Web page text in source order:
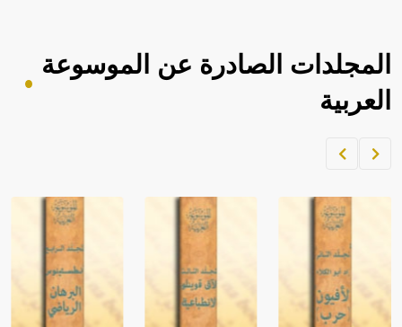
المجلدات الصادرة عن الموسوعة
العربية